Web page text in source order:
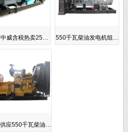
威含税热卖25… 550千瓦柴油发电机组…
应550千瓦柴油…